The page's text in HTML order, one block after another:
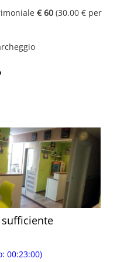
€ 60 (30.00 € per
00:23:00)